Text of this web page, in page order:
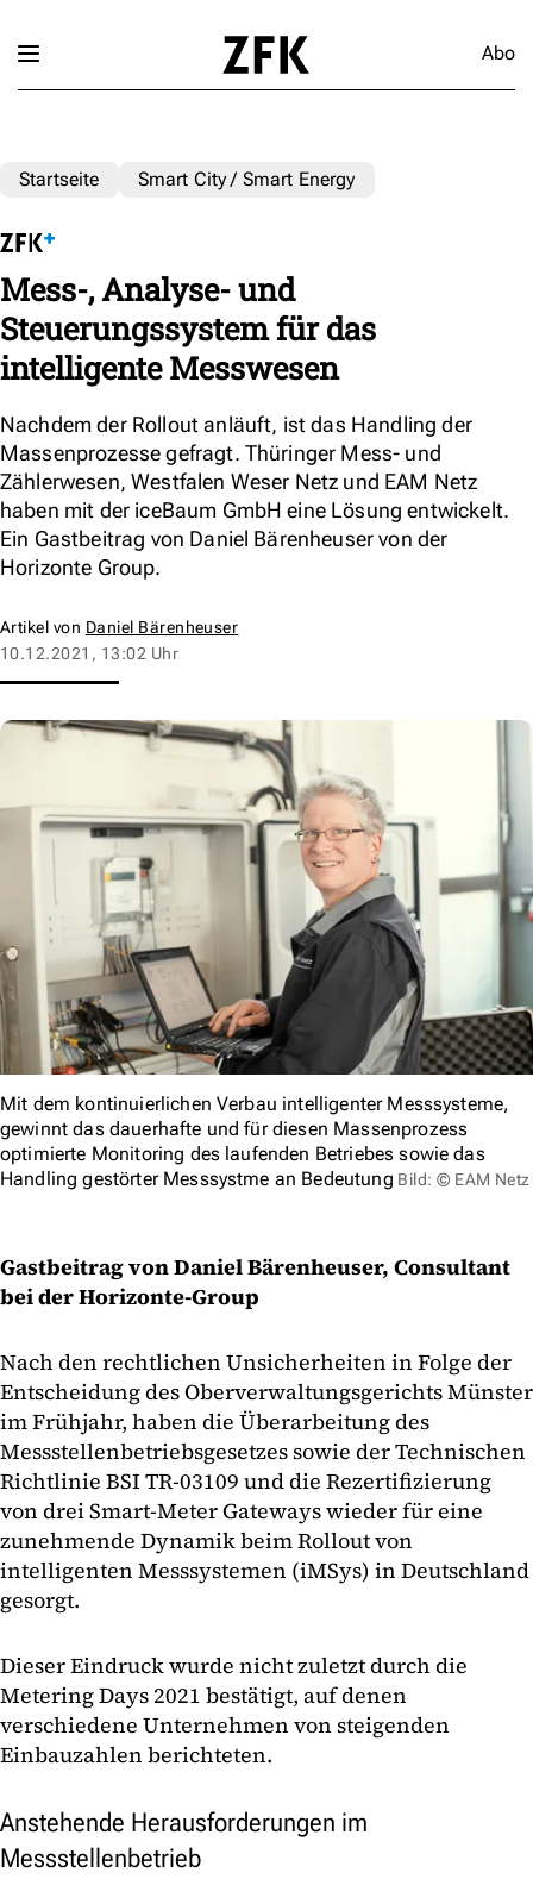
Abo
Startseite Smart City / Smart Energy
Mess-, Analyse- und
Steuerungssystem für das
intelligente Messwesen
Nachdem der Rollout anläuft, ist das Handling der
Massenprozesse gefragt. Thüringer Mess- und
Zählerwesen, Westfalen Weser Netz und EAM Netz
haben mit der iceBaum GmbH eine Lösung entwickelt.
Ein Gastbeitrag von Daniel Bärenheuser von der
Horizonte Group.
Artikel von Daniel Bärenheuser
10.12.2021, 13:02 Uhr
Mit dem kontinuierlichen Verbau intelligenter Messsysteme,
gewinnt das dauerhafte und für diesen Massenprozess
optimierte Monitoring des laufenden Betriebes sowie das
Handling gestörter Messsystme an Bedeutung Bild: © EAM Netz
Gastbeitrag von Daniel Bärenheuser, Consultant
bei der Horizonte-Group
Nach den rechtlichen Unsicherheiten in Folge der
Entscheidung des Oberverwaltungsgerichts Münster
im Frühjahr, haben die Überarbeitung des
Messstellenbetriebsgesetzes sowie der Technischen
Richtlinie BSI TR-03109 und die Rezertifizierung
von drei Smart-Meter Gateways wieder für eine
zunehmende Dynamik beim Rollout von
intelligenten Messsystemen (iMSys) in Deutschland
gesorgt.
Dieser Eindruck wurde nicht zuletzt durch die
Metering Days 2021 bestätigt, auf denen
verschiedene Unternehmen von steigenden
Einbauzahlen berichteten.
Anstehende Herausforderungen im
Messstellenbetrieb